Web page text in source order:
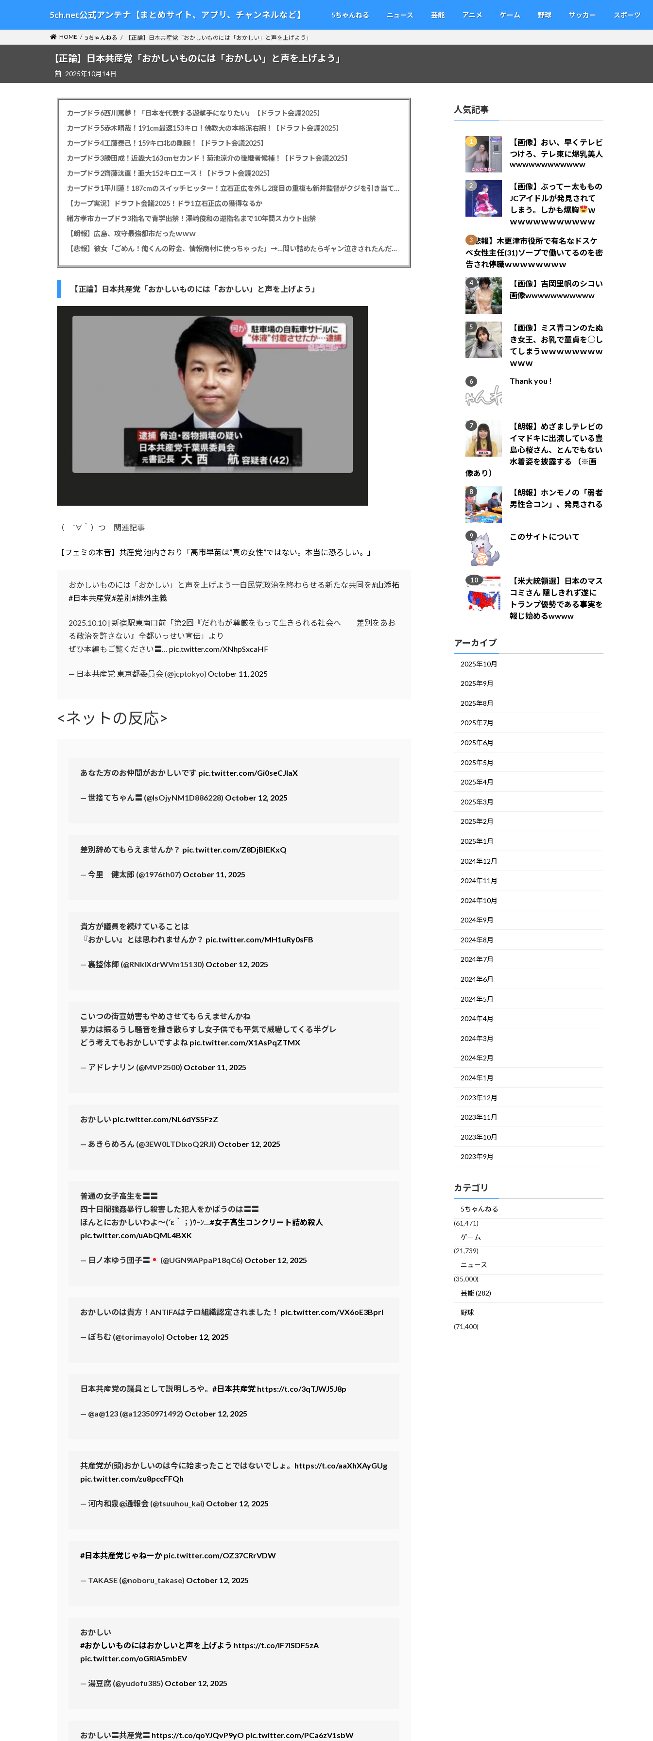
テ
ゲ
5ch.net公式アンテナ【まとめサイト、アプリ、チャンネルなど】 5ちゃんねる ニュース 芸能 アニメ ゲーム 野球 サッカー スポーツ
HOME 5ちゃんねる 【正論】日本共産党「おかしいものには「おかしい」と声を上げよう」
【正論】日本共産党「おかしいものには「おかしい」と声を上げよう」
2025年10月14日
カープドラ6西川篤夢！「日本を代表する遊撃手になりたい」【ドラフト会議2025】
カープドラ5赤木晴哉！191cm最速153キロ！佛教大の本格派右腕！【ドラフト会議2025】
カープドラ4工藤泰己！159キロ北の剛腕！【ドラフト会議2025】
カープドラ3勝田成！近畿大163cmセカンド！菊池涼介の後継者候補！【ドラフト会議2025】
カープドラ2齊藤汰直！亜大152キロエース！【ドラフト会議2025】
カープドラ1平川蓮！187cmのスイッチヒッター！立石正広を外し2度目の重複も新井監督がクジを引き当てる！【ドラフト会議2025】
【カープ実況】ドラフト会議2025！ドラ1立石正広の獲得なるか
緒方孝市カープドラ3指名で青学出禁！澤﨑俊和の逆指名まで10年間スカウト出禁
【朗報】広島、攻守最強都市だったｗｗｗ
【悲報】彼女「ごめん！俺くんの貯金、情報商材に使っちゃった」→…問い詰めたらギャン泣きされたんだが俺が悪いのか？
【正論】日本共産党「おかしいものには「おかしい」と声を上げよう」
（ ´∀｀）つ 関連記事
【フェミの本音】共産党 池内さおり「高市早苗は”真の女性”ではない。本当に恐ろしい。」
おかしいものには「おかしい」と声を上げよう─自民党政治を終わらせる新たな共同を#山添拓
#日本共産党#差別#排外主義
2025.10.10 | 新宿駅東南口前「第2回『だれもが尊厳をもって生きられる社会へ 差別をあお
る政治を許さない』全都いっせい宣伝」より
ぜひ本編もご覧ください〓… pic.twitter.com/XNhpSxcaHF
— 日本共産党 東京都委員会 (@jcptokyo) October 11, 2025
<ネットの反応>
あなた方のお仲間がおかしいです pic.twitter.com/Gi0seCJlaX
— 世捨てちゃん〓 (@lsOjyNM1D886228) October 12, 2025
差別辞めてもらえませんか？ pic.twitter.com/Z8DjBlEKxQ
— 今里 健太郎 (@1976th07) October 11, 2025
貴方が議員を続けていることは
『おかしい』とは思われませんか？ pic.twitter.com/MH1uRy0sFB
— 裏整体師 (@RNkiXdrWVm15130) October 12, 2025
こいつの街宣妨害もやめさせてもらえませんかね
暴力は振るうし騒音を撒き散らすし女子供でも平気で威嚇してくる半グレ
どう考えてもおかしいですよね pic.twitter.com/X1AsPqZTMX
— アドレナリン (@MVP2500) October 11, 2025
おかしい pic.twitter.com/NL6dYS5FzZ
— あきらめろん (@3EW0LTDlxoQ2RJI) October 12, 2025
普通の女子高生を〓〓
四十日間強姦暴行し殺害した犯人をかばうのは〓〓
ほんとにおかしいわよ〜(´ε｀；)ｳｰﾝ… #女子高生コンクリート詰め殺人
pic.twitter.com/uAbQML4BXK
— 日ノ本ゆう団子〓 (@UGN9IAPpaP18qC6) October 12, 2025
おかしいのは貴方！ANTIFAはテロ組織認定されました！ pic.twitter.com/VX6oE3Bprl
— ぽちむ (@torimayolo) October 12, 2025
日本共産党の議員として説明しろや。 #日本共産党 https://t.co/3qTJWJ5J8p
— @a@123 (@a12350971492) October 12, 2025
共産党が(頭)おかしいのは今に始まったことではないでしょ。 https://t.co/aaXhXAyGUg
pic.twitter.com/zu8pccFFQh
— 河内和泉@通報会 (@tsuuhou_kai) October 12, 2025
#日本共産党じゃねーか pic.twitter.com/OZ37CRrVDW
— TAKASE (@noboru_takase) October 12, 2025
おかしい
#おかしいものにはおかしいと声を上げよう https://t.co/IF7lSDF5zA
pic.twitter.com/oGRiA5mbEV
— 湯豆腐 (@yudofu385) October 12, 2025
おかしい〓️共産党〓️ https://t.co/qoYJQvP9yO pic.twitter.com/PCa6zV1sbW
人気記事
【画像】おい、早くテレビ
つけろ、テレ東に爆乳美人
wwwwwwwwwwww
【画像】ぶってー太ももの
JCアイドルが発見されて
しまう。しかも爆胸
ｗ
ｗｗｗｗｗｗｗｗｗｗｗ
【悲報】木更津市役所で有名なドスケ
ベ女性主任(31)ソープで働いてるのを密
告され停職ｗｗｗｗｗｗｗｗ
【画像】吉岡里帆のシコい
画像wwwwwwwwwww
【画像】ミス青コンのたぬ
き女王、お乳で童貞を○し
てしまうｗｗｗｗｗｗｗｗ
ｗｗｗ
Thank you !
【朗報】めざましテレビの
イマドキに出演している豊
島心桜さん、とんでもない
水着姿を披露する （※画
像あり）
【朗報】ホンモノの「弱者
男性合コン」、発見される
このサイトについて
【米大統領選】日本のマス
コミさん 隠しきれず遂に
トランプ優勢である事実を
報じ始めるwwww
アーカイブ
2025年10月
2025年9月
2025年8月
2025年7月
2025年6月
2025年5月
2025年4月
2025年3月
2025年2月
2025年1月
2024年12月
2024年11月
2024年10月
2024年9月
2024年8月
2024年7月
2024年6月
2024年5月
2024年4月
2024年3月
2024年2月
2024年1月
2023年12月
2023年11月
2023年10月
2023年9月
カテゴリ
5ちゃんねる
(61,471)
ゲーム
(21,739)
ニュース
(35,000)
芸能 (282)
野球
(71,400)